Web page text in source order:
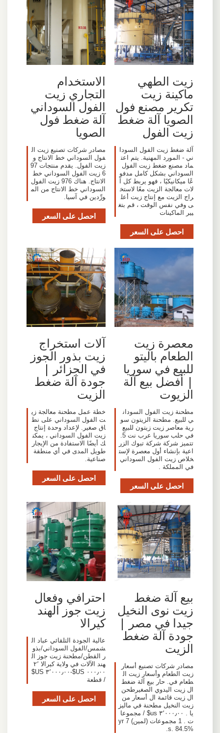
زيت الطهي
ماكينة زيت
تكرير مصنع فول
الصويا آلة ضغط
زيت الفول
آلة ضغط زيت الفول السودا
ني - المورد المهنية. يتم اعت
ماد مصنع ضغط زيت الفول
السوداني بشكل كامل مدفو
عًا ميكانيكيًا ، فهو يربط كل آ
لات معالجة الزيت معًا لاستخ
راج الزيت مع إنتاج زيت أعل
ى وفي نفس الوقت ، قم بتغ
يير الماكينات
احصل على السعر
الاستخدام
التجاري زيت
الفول السوداني
آلة ضغط فول
الصويا
مصادر شركات تصنيع زيت ال
فول السوداني خط الانتاج و
زيت الفول. يقدم منتجات 97
6 زيت الفول السوداني خط
الانتاج. هناك 976 زيت الفول
السوداني خط الانتاج من الم
ورِّدين في آسيا.
احصل على السعر
معصرة زيت
الطعام باليتو
للبيع في سوريا
| أفضل بيع آلة
الزيوت
مطحنة زيت الفول السودان
ي للبيع. مطحنة الزيتون سو
رية معاصر زيت زيتون للبيع
في حلب سوريا عرب نت 5.
تتميز شركة شركة تبوك الزر
اعية بإنشاء أول معصرة لإست
خلاص زيت الفول السوداني
في المملكة .
احصل على السعر
آلات استخراج
زيت بذور الجوز
في الجزائر |
جودة آلة ضغط
الزيت
خطة عمل مطحنة معالجة زي
ت الفول السوداني على نط
اق صغير. لإعداد وحدة إنتاج
زيت الفول السوداني ، يمكن
ك أيضًا الاستفادة من الإيجار
طويل المدى في أي منطقة
صناعية.
احصل على السعر
بيع آلة ضغط
زيت نوى النخيل
جيدا في مصر |
جودة آلة ضغط
الزيت
مصادر شركات تصنيع أسعار
زيت الطعام وأسعار زيت ال
طعام في. حار بيع آلة ضغط
ال زيت اليدوي الصغيرطحن
ال زيت قائمة ال أسعار من
زيت النخيل مطحنة في ماليز
يا . ٣٬٠٠٠٫٠٠ us$ / مجموعا
ت . 1 مجموعات (لمين) 7 yr
s. 84.5%.
احترافي وفعال
زيت جوز الهند
كيرالا
عالية الجودة التلقائي عباد ال
شمس/الفول السوداني/بذو
ر القطن/مطحنة زيت جوز ال
هند الآلات في ولاية كيرالا ٢٬
٠٠٠٫٠٠ US$-٣٬٠٠٠٫٠٠ US$
/ قطعة
احصل على السعر